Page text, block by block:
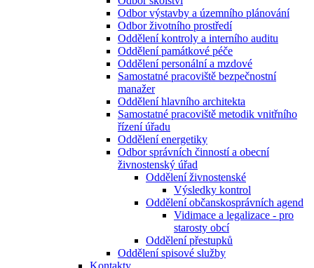
Odbor výstavby a územního plánování
Odbor životního prostředí
Oddělení kontroly a interního auditu
Oddělení památkové péče
Oddělení personální a mzdové
Samostatné pracoviště bezpečnostní
manažer
Oddělení hlavního architekta
Samostatné pracoviště metodik vnitřního
řízení úřadu
Oddělení energetiky
Odbor správních činností a obecní
živnostenský úřad
Oddělení živnostenské
Výsledky kontrol
Oddělení občanskosprávních agend
Vidimace a legalizace - pro
starosty obcí
Oddělení přestupků
Oddělení spisové služby